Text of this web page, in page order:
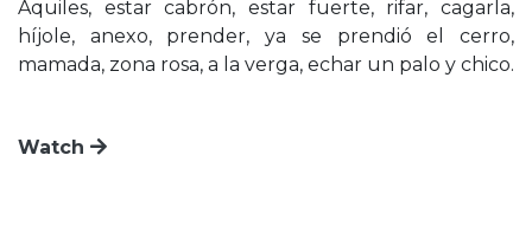
Aquiles, estar cabrón, estar fuerte, rifar, cagarla,
híjole, anexo, prender, ya se prendió el cerro,
mamada, zona rosa, a la verga, echar un palo y chico.
Watch